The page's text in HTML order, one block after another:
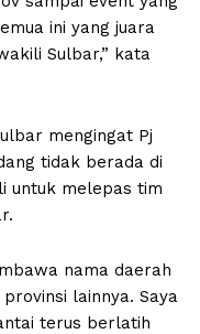
ini yang juara
Sulbar,” kata
mengingat Pj
tidak berada di
untuk melepas tim
nama daerah
lainnya. Saya
terus berlatih